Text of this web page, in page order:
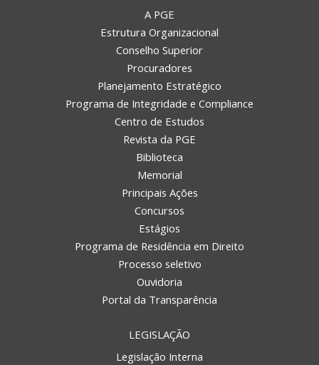
A PGE
Estrutura Organizacional
Conselho Superior
Procuradores
Planejamento Estratégico
Programa de Integridade e Compliance
Centro de Estudos
Revista da PGE
Biblioteca
Memorial
Principais Ações
Concursos
Estágios
Programa de Residência em Direito
Processo seletivo
Ouvidoria
Portal da Transparência
LEGISLAÇÃO
Legislação Interna